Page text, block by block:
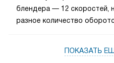
блендера — 12 скоростей,
разное количество
ПОКАЗАТЬ